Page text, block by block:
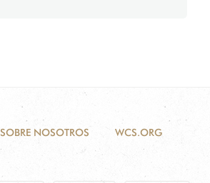
SOBRE NOSOTROS WCS.ORG